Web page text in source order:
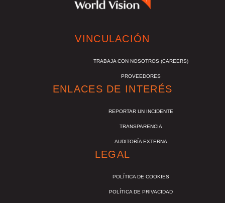
VINCULACIÓN
TRABAJA CON NOSOTROS (CAREERS)
PROVEEDORES
ENLACES DE INTERÉS
REPORTAR UN INCIDENTE
TRANSPARENCIA
AUDITORÍA EXTERNA
LEGAL
POLÍTICA DE COOKIES
POLÍTICA DE PRIVACIDAD